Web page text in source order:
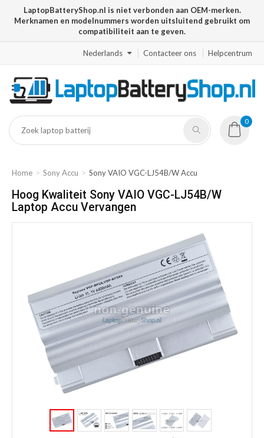
LaptopBatteryShop.nl is niet verbonden aan OEM-merken.
Merknamen en modelnummers worden uitsluitend gebruikt om
compatibiliteit aan te geven.
Nederlands Contacteer ons Helpcentrum
0
Home Sony Accu Sony VAIO VGC-LJ54B/W Accu
Hoog Kwaliteit Sony VAIO VGC-LJ54B/W
Laptop Accu Vervangen